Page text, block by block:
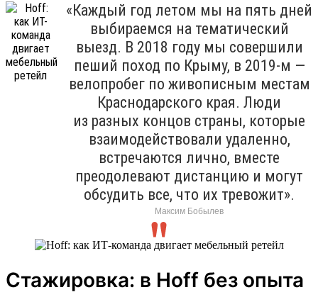
«Каждый год летом мы на пять дней
выбираемся на тематический
выезд. В 2018 году мы совершили
пеший поход по Крыму, в 2019-м —
велопробег по живописным местам
Краснодарского края. Люди
из разных концов страны, которые
взаимодействовали удаленно,
встречаются лично, вместе
преодолевают дистанцию и могут
обсудить все, что их тревожит».
Максим Бобылев
Стажировка: в Hoff без опыта